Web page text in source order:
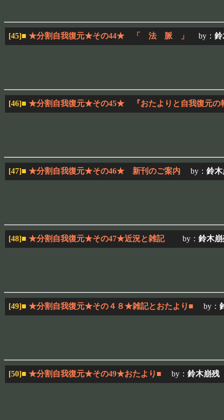
[45]■ ★分割自我復元★その44★ 「 法 脈 」 by： 鈴
[46]■ ★分割自我復元★その45★ 『おたよりと自我復元の
[47]■ ★分割自我復元★その46★ 新刊のご案内 by： 鈴
[48]■ ★分割自我復元★その47★近況と雑記 by： 鈴木崩
[49]■ ★分割自我復元★その４８★雑記とおたより■ by：
[50]■ ★分割自我復元★その49★おたより■ by： 鈴木崩残